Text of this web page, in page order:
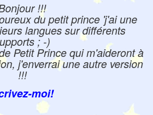
!!!
du petit prince 'j'ai une
langues sur différents
; -)
Petit Prince qui m'aideront à
j'enverrai une autre version
!!!
moi!